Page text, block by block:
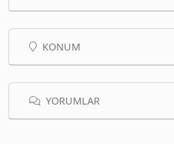
KONUM
YORUMLAR